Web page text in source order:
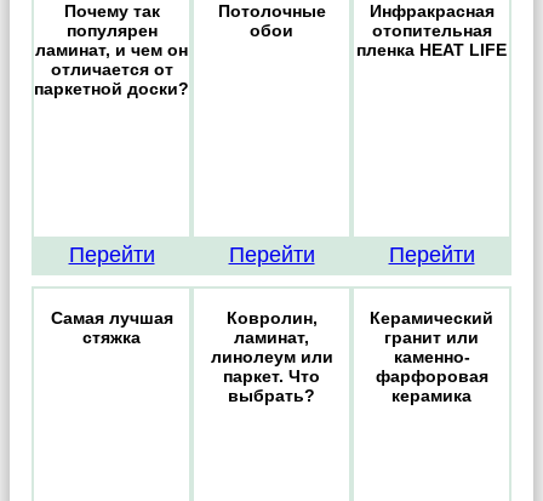
Почему так
популярен
ламинат, и чем он
отличается от
паркетной доски?
Перейти
Потолочные
обои
Перейти
Инфракрасная
отопительная
пленка HEAT LIFE
Перейти
Самая лучшая
стяжка
Ковролин,
ламинат,
линолеум или
паркет. Что
выбрать?
Керамический
гранит или
каменно-
фарфоровая
керамика